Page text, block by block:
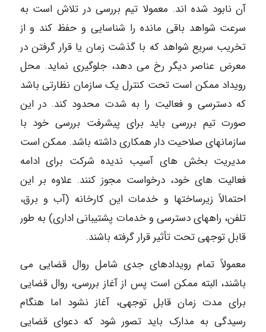
آن نابود شده اند. معمولا تیم بررسی در تلاش است به
سرعت شواهد باقی مانده را شناسایی و حفظ کند و از
تخریب سریع شواهد که با گذشت زمان یا قرار گرفتن در
معرض عناصر دیگر رخ می دهد، جلوگیری نماید. محل
رویداد ممکن است تحت کنترل یک سازمان نظارتی باشد
که دسترسی و فعالیت را به شدت محدود کند. در این
صورت تیم بررسی باید برای پیشرفت بررسی خود با
سازمانهای صلاحیت دار همکاری داشته باشد. ممکن است
مدیریت بخش های آسیب ندیده شرکت برای ادامه
فعالیت های خود، درخواست مجوز کنند. علاوه بر این
احتمالاً زیرساختها و خدمات این کارخانه (آب و برق،
تلفن، راههای دسترسی و خدمات پشتیبانی اداری) به طور
قابل توجهی تحت تأثیر قرار گرفته باشند.
معمولاً تمام رویدادهای جدی شامل روال قضایی می
باشند، البته ممکن است پس از آغاز بررسی، روال قضایی
برای مدت زمان قابل توجهی، آغاز نشود اما هنگام
رسیدگی به مدارک باید تصور شود که دعوای قضایی